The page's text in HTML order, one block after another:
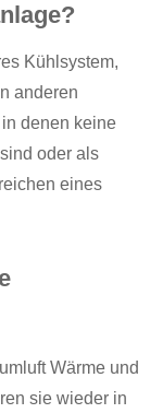
Kühlsystem,
anderen
denen keine
oder als
eines
Wärme und
sie wieder in